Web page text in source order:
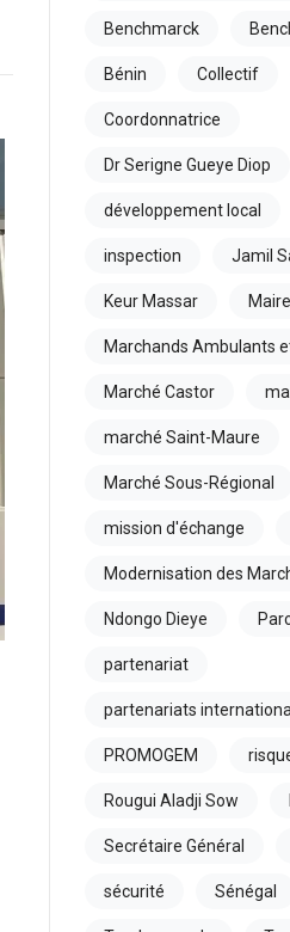
Benchmarck
Bénin Collectif
Coordonnatrice
Dr Serigne Gueye Diop
développement local
inspection Jamil
Keur Massar Maire
Marchands Ambulants
Marché Castor
marché Saint-Maure
Marché Sous-Régional
mission d'échange
Modernisation des
Ndongo Dieye
partenariat
partenariats
PROMOGEM
Rougui Aladji Sow
Secrétaire Général
sécurité Sénégal